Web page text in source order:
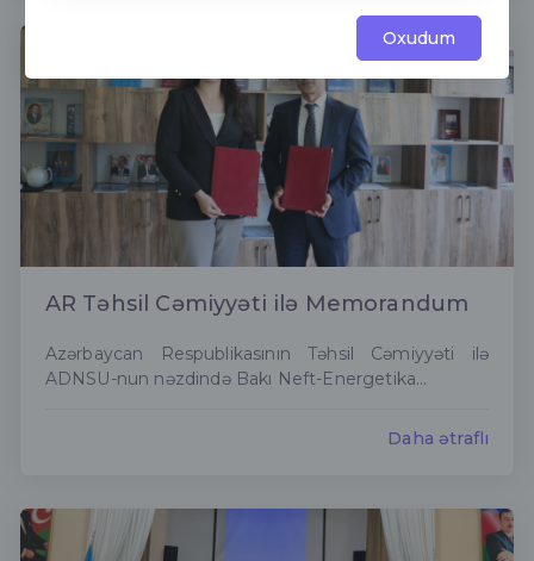
AR Təhsil Cəmiyyəti ilə Memorandum
Azərbaycan Respublikasının Təhsil Cəmiyyəti ilə
ADNSU-nun nəzdində Bakı Neft-Energetika...
Daha ətraflı
Oxudum